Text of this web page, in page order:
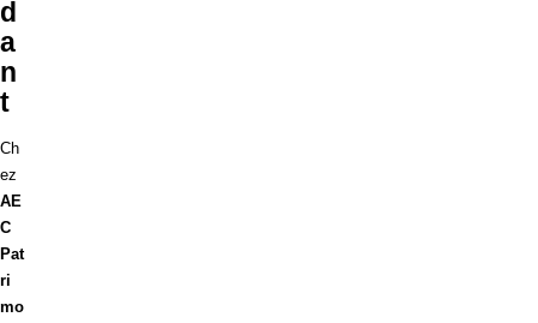
d
a
n
t
Ch
ez
AE
C
Pat
ri
mo